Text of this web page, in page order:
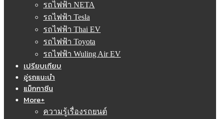
รถไฟฟ้า NETA
รถไฟฟ้า Tesla
รถไฟฟ้า Thai EV
รถไฟฟ้า Toyota
รถไฟฟ้า Wuling Air EV
เปรียบเทียบ
อู่รถแนะนำ
แม็กกาซีน
More+
ความรู้เรื่องรถยนต์